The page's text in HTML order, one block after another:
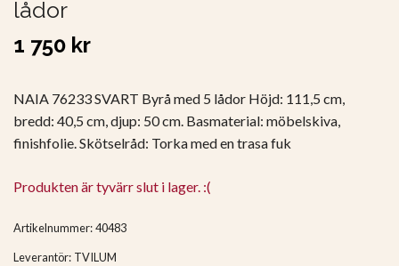
lådor
1 750 kr
NAIA 76233 SVART Byrå med 5 lådor Höjd: 111,5 cm,
bredd: 40,5 cm, djup: 50 cm. Basmaterial: möbelskiva,
finishfolie. Skötselråd: Torka med en trasa fuk
Produkten är tyvärr slut i lager. :(
Artikelnummer:40483
Leverantör: TVILUM